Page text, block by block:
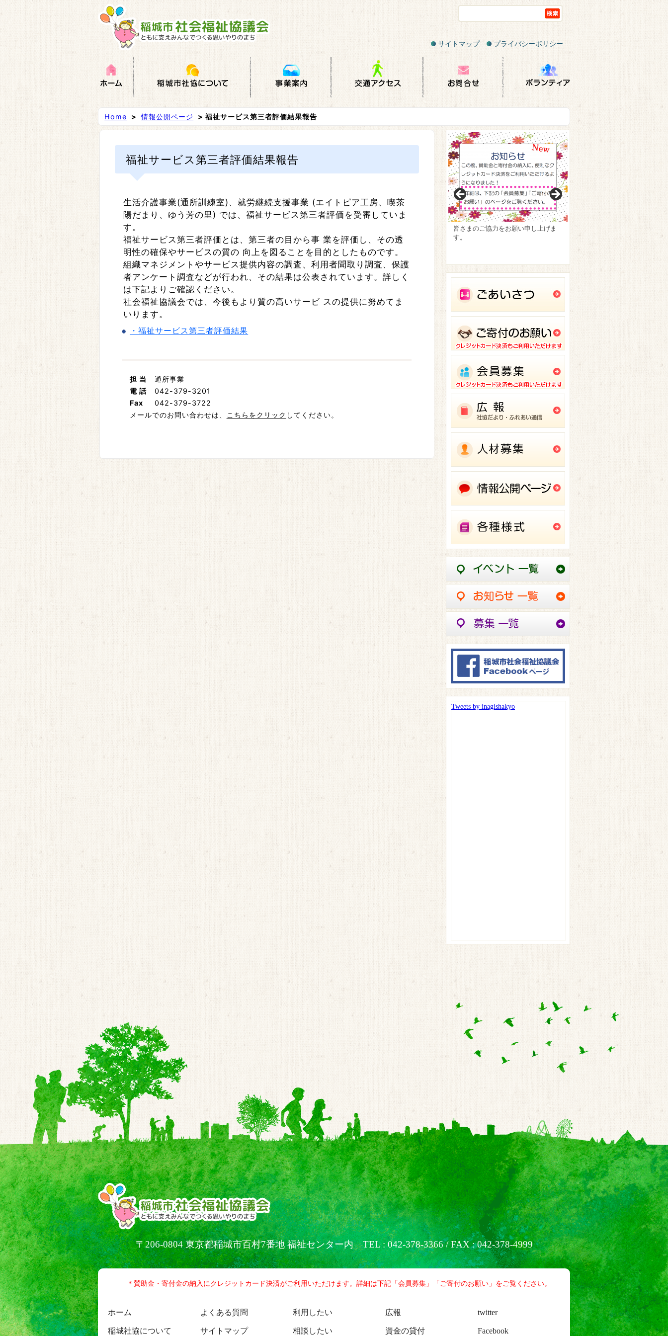
サイトマップ プライバシーポリシー
Home > 情報公開ページ > 福祉サービス第三者評価結果報告
福祉サービス第三者評価結果報告
生活介護事業(通所訓練室)、就労継続支援事業 (エイトピア工房、喫茶
陽だまり、ゆう芳の里) では、福祉サービス第三者評価を受審していま
す。
福祉サービス第三者評価とは、第三者の目から事 業を評価し、その透
明性の確保やサービスの質の 向上を図ることを目的としたものです。
組織マネジメントやサービス提供内容の調査、利用者聞取り調査、保護
者アンケート調査などが行われ、その結果は公表されています。詳しく
は下記よりご確認ください。
社会福祉協議会では、今後もより質の高いサービ スの提供に努めてま
いります。
・福祉サービス第三者評価結果
担 当
通所事業
電 話
042-379-3201
Fax
042-379-3722
メールでのお問い合わせは、
こちらをクリック してください。
皆さまのご協力をお願い申し上げま
す。
Tweets by inagishakyo
〒206-0804 東京都稲城市百村7番地 福祉センター内 TEL : 042-378-3366/ FAX : 042-378-4999
＊賛助金・寄付金の納入にクレジットカード決済がご利用いただけます。詳細は下記「会員募集」「ご寄付のお願い」をご覧ください。
ホーム
稲城社協について
よくある質問
サイトマップ
利用したい
相談したい
広報
資金の貸付
twitter
Facebook